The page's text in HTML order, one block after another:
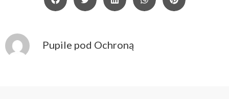
Pupile pod Ochroną